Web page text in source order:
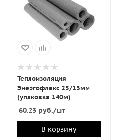
Теплоизоляция
Энергофлекс 25/13мм
(упаковка 140м)
60.23 руб./шт
В корзину